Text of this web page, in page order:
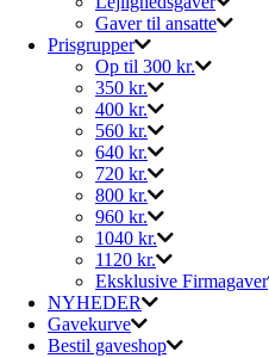
Gaver til ansatte
Prisgrupper
Op til 300 kr.
350 kr.
400 kr.
560 kr.
640 kr.
720 kr.
800 kr.
960 kr.
1040 kr.
1120 kr.
Eksklusive Firmagaver
NYHEDER
Gavekurve
Bestil gaveshop